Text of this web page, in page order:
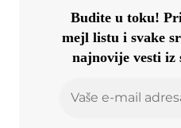
Budite u toku!
mejl listu i svake
najnovije vesti iz